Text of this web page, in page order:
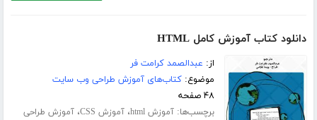
دانلود کتاب آموزش کامل HTML
از: عبدالصمد کرامت فر
موضوع:کتاب‌های آموزش طراحی وب سایت
۴۸ صفحه
برچسب‌ها:آموزش html ،آموزش CSS ،آموزش طراحی